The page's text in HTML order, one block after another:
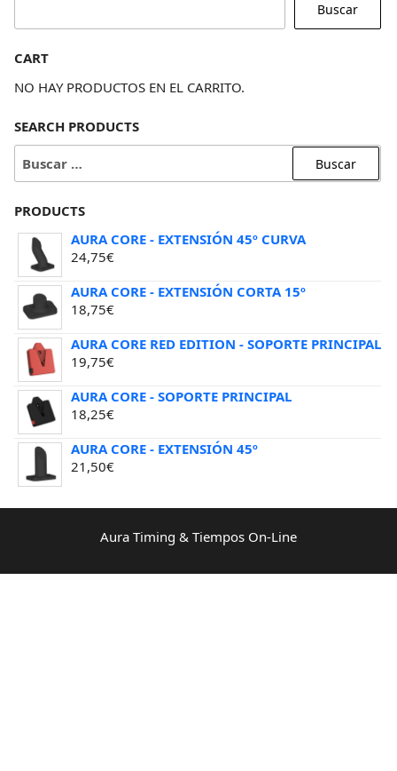
Buscar
CART
NO HAY PRODUCTOS EN EL CARRITO.
SEARCH PRODUCTS
PRODUCTS
AURA CORE - EXTENSIÓN 45º CURVA
24,75€
AURA CORE - EXTENSIÓN CORTA 15º
18,75€
AURA CORE RED EDITION - SOPORTE PRINCIPAL
19,75€
AURA CORE - SOPORTE PRINCIPAL
18,25€
AURA CORE - EXTENSIÓN 45º
21,50€
Aura Timing & Tiempos On-Line